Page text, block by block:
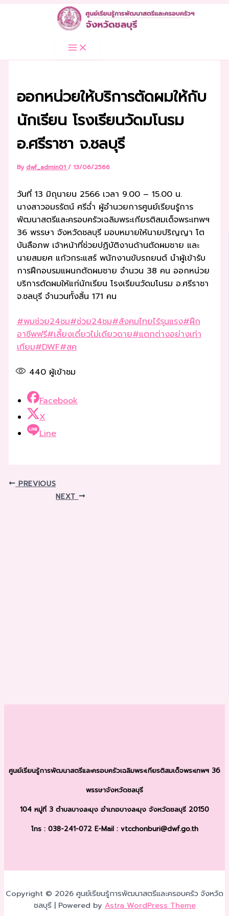
ออกหน่วยให้บริการตัดผมให้กับ
นักเรียน โรงเรียนวัดมโนรม
อ.ศรีราชา จ.ชลบุรี
By dwf_admin01 / 13/06/2566
วันที่ 13 มิถุนายน 2566 เวลา 9.00 – 15.00 น.
นางสาวอมรรัตน์ ศรีฉ่ำ ผู้อำนวยการศูนย์เรียนรู้การ
พัฒนาสตรีและครอบครัวเฉลิมพระเกียรติสมเด็จพระเทพฯ
36 พรรษา จังหวัดชลบุรี มอบหมายให้นายปริญญา โต
บันลือภพ เจ้าหน้าที่ช่วยปฏิบัติงานด้านตัดผมชาย และ
นายสมยศ แก้วกระแสร์ พนักงานขับรถยนต์ นำผู้เข้ารับ
การฝึกอบรมแผนกตัดผมชาย จำนวน 38 คน ออกหน่วย
บริการตัดผมให้แก่นักเรียน โรงเรียนวัดมโนรม อ.ศรีราชา
จ.ชลบุรี จำนวนทั้งสิ้น 171 คน
#พมช่วย24ชม#ช่วย24ชม#สังคมไทยไร้รุนแรง#ฝึก
อาชีพฟรี#เลี้ยงเดี่ยวไม่เดียวดาย#แตกต่างอย่างเท่า
เทียม#DWF#สค
440ผู้เข้าชม
Facebook
X
Line
PREVIOUS
NEXT
ศูนย์เรียนรู้การพัฒนาสตรีและครอบครัวเฉลิมพระเกียรติสมเด็จพระเทพฯ 36
พรรษาจังหวัดชลบุรี
104 หมู่ที่ 3 ตำบลบางละมุง อำเภอบางละมุง จังหวัดชลบุรี 20150
โทร : 038-241-072 E-Mail : vtcchonburi@dwf.go.th
Copyright © 2026 ศูนย์เรียนรู้การพัฒนาสตรีและครอบครัว จังหวัด
ชลบุรี | Powered byAstra WordPress Theme